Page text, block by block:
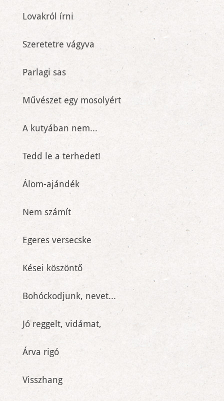
Lovakról írni
Szeretetre vágyva
Parlagi sas
Művészet egy mosolyért
A kutyában nem...
Tedd le a terhedet!
Álom-ajándék
Nem számít
Egeres versecske
Kései köszöntő
Bohóckodjunk, nevet...
Jó reggelt, vidámat,
Árva rigó
Visszhang